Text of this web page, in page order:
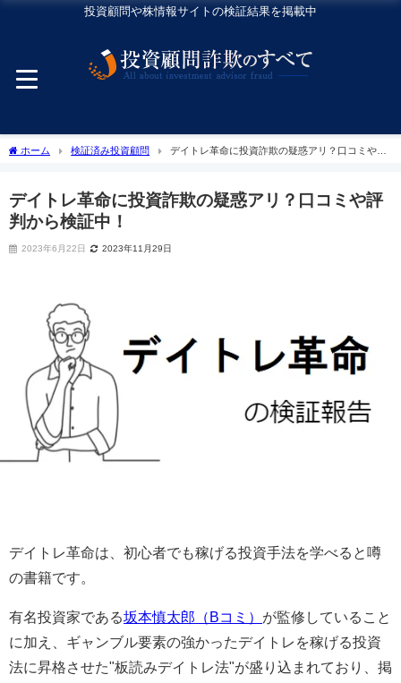
投資顧問や株情報サイトの検証結果を掲載中
ホーム 検証済み投資顧問
デイトレ革命に投資詐欺の疑惑アリ？口コミや評
デイトレ革命に投資詐欺の疑惑アリ？口コミや評
判から検証中！
2023年6月22日 2023年11月29日
デイトレ革命は、初心者でも稼げる投資手法を学べると噂
の書籍です。
有名投資家である坂本慎太郎（Bコミ） が監修していること
に加え、ギャンブル要素の強かったデイトレを稼げる投資
法に昇格させた"板読みデイトレ法"が盛り込まれており、掲